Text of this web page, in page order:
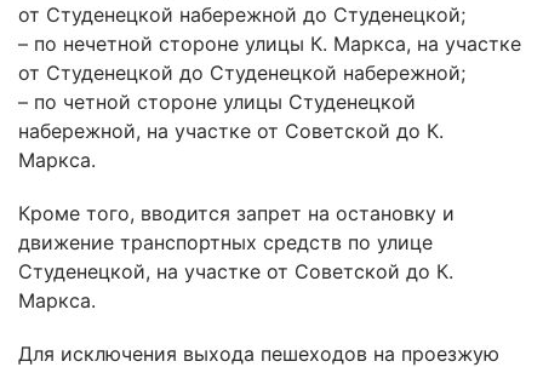
от Студенецкой набережной до Студенецкой;
– по нечетной стороне улицы К. Маркса, на участке
от Студенецкой до Студенецкой набережной;
– по четной стороне улицы Студенецкой
набережной, на участке от Советской до К.
Маркса.
Кроме того, вводится запрет на остановку и
движение транспортных средств по улице
Студенецкой, на участке от Советской до К.
Маркса.
Для исключения выхода пешеходов на проезжую